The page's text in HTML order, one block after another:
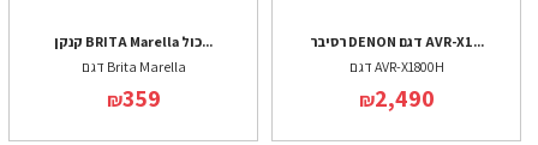
קנקן BRITA Marella כול...
דגם Brita Marella
₪359
רסיבר DENON דגם AVR-X1...
דגם AVR-X1800H
₪2,490